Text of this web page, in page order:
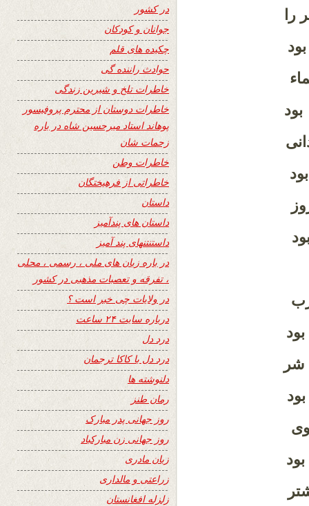
در کشور
جوانان و کودکان
چکیده های قلم
حوادث راننده گی
خاطرات تلخ و شیرین زندگی
خاطرات دوستان از محترم پروفیسور
پوهاند استاد میرحسین شاه در باره
زحمات شان
خاطرات وطن
خاطراتی از فرهیختگان
داستان
داستان های پندآمیز
داستنتنهای پند آمیز
در باره زبان های ملی ، رسمی ، محلی
، تفرقه و تعصبات مذهبی در کشور
در ولایات چی خبر است ؟
درباره سایت ۲۴ ساعت
درد دل
درد دل با کاکا ترجمان
دلنوشته ها
رمان طنز
روز جهانی پدر مبارک
روز جهانی زن مبارکباد
زبان مادری
زراعتی و مالداری
زلزله افغانستان